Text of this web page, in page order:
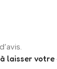
votre